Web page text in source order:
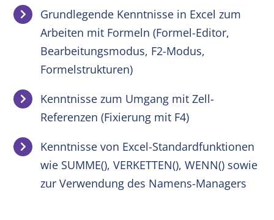
Grundlegende Kenntnisse in Excel zum
Arbeiten mit Formeln (Formel-Editor,
Bearbeitungsmodus, F2-Modus,
Formelstrukturen)
Kenntnisse zum Umgang mit Zell-
Referenzen (Fixierung mit F4)
Kenntnisse von Excel-Standardfunktionen
wie SUMME(), VERKETTEN(), WENN() sowie
zur Verwendung des Namens-Managers